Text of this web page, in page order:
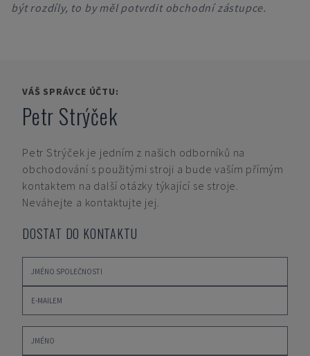
být rozdíly, to by měl potvrdit obchodní zástupce.
VÁŠ SPRÁVCE ÚČTU:
Petr Strýček
Petr Strýček je jedním z našich odborníků na
obchodování s použitými stroji a bude vaším přímým
kontaktem na další otázky týkající se stroje.
Neváhejte a kontaktujte jej.
DOSTAT DO KONTAKTU